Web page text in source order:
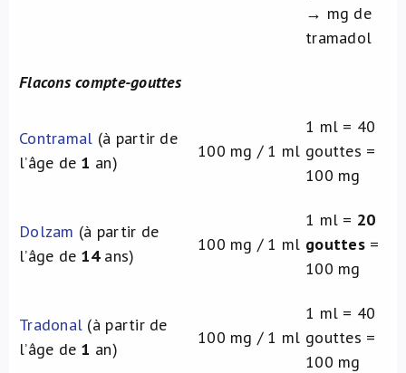
→ mg de
tramadol
Flacons compte-gouttes
Contramal (à partir de
l’âge de 1 an)
100 mg / 1 ml
1 ml = 40
gouttes =
100 mg
Dolzam (à partir de
l’âge de 14ans)
100 mg / 1 ml
1 ml = 20
gouttes=
100 mg
Tradonal (à partir de
l’âge de 1 an)
100 mg / 1 ml
1 ml = 40
gouttes =
100 mg